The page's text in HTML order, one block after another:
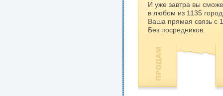
И уже завтра вы
в любом из 1135
Ваша прямая связь с
Без посредников.